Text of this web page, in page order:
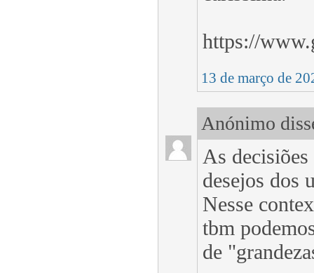
https://
13 de março de
Anónimo
As
desejos dos
Nesse
tbm
de